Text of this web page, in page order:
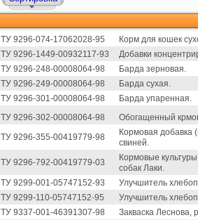
ТУ 9296-074-17062028-95
Корм для кошек
ТУ 9296-1449-00932117-93
Добавки
ТУ 9296-248-00008064-98
Барда зерновая.
ТУ 9296-249-00008064-98
Барда сухая.
ТУ 9296-301-00008064-98
Барда упаренная.
ТУ 9296-302-00008064-98
Обогащенный
ТУ 9296-355-00419779-98
Кормовая добавка
свиней.
ТУ 9296-792-00419779-03
Кормовые
собак Лаки.
ТУ 9299-001-05747152-93
Улучшитель
ТУ 9299-110-05747152-95
Улучшитель
ТУ 9337-001-46391307-98
Закваска Леснова,